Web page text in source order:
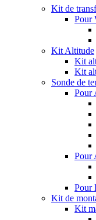
Kit de
Pour
Kit Altitude
Kit
Kit
Sonde de
Pour
Pour
Pour
Kit de
Kit